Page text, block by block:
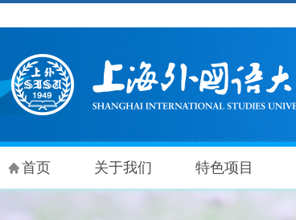
首页 关于我们 特色项目